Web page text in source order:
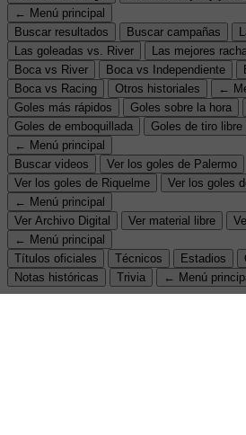
← Menú principal
Buscar resultados
Buscar campañas
Las goleadas vs. River
Las mejores
Boca vs River
Boca vs Independiente
Boca vs Racing
Otros historiales
←
Goles más rápidos
Goles sobre la hora
Goles de emboquillada
Goles de tiro libre
← Menú principal
Buscar videos
Ver los goles de Palermo
Ver los goles de Riquelme
Ver los goles
← Menú principal
Ver Archivo Digital
Ver material libre
← Menú principal
Títulos oficiales
Técnicos Estadios
Notas históricas
Trivia ← Menú